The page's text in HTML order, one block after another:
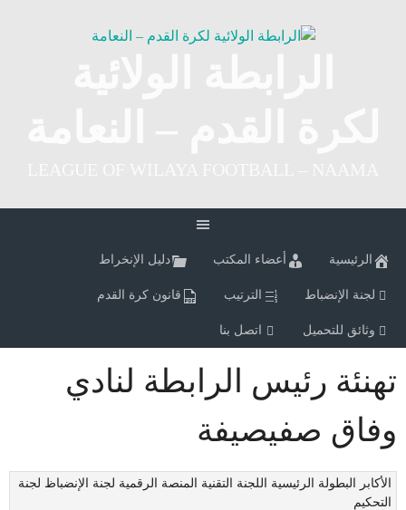
الرئيسية أعضاء المكتب دليل الإنخراط
لجنة الإنضباط الترتيب قانون كرة القدم
وثائق للتحميل اتصل بنا
تهنئة رئيس الرابطة لنادي
وفاق صفيصيفة
الأكابر البطولة الرئيسية اللجنة التقنية المنصة الرقمية لجنة الإنضباظ لجنة
التحكيم